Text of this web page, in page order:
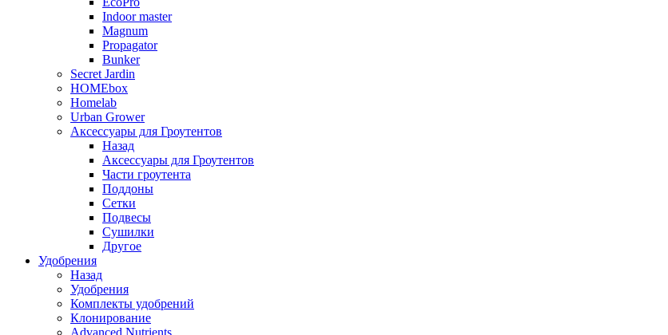
Indoor master
Magnum
Propagator
Bunker
Secret Jardin
HOMEbox
Homelab
Urban Grower
Аксессуары для Гроутентов
Назад
Аксессуары для Гроутентов
Части гроутента
Поддоны
Сетки
Подвесы
Сушилки
Другое
Удобрения
Назад
Удобрения
Комплекты удобрений
Клонирование
Advanced Nutrients